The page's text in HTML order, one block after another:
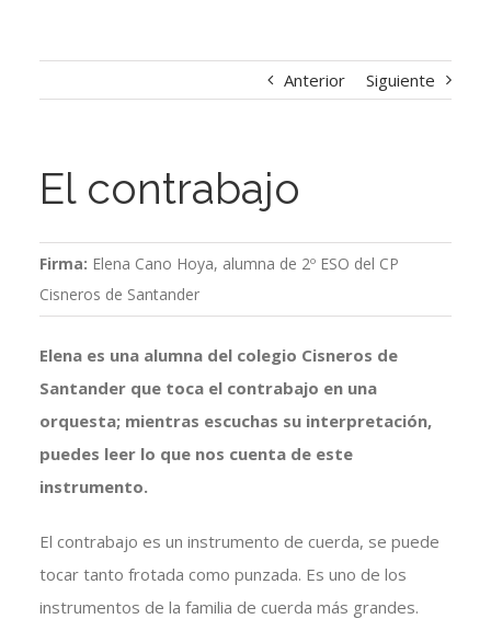
Anterior Siguiente
El contrabajo
Firma: Elena Cano Hoya, alumna de 2º ESO del CP
Cisneros de Santander
Elena es una alumna del colegio Cisneros de
Santander que toca el contrabajo en una
orquesta; mientras escuchas su interpretación,
puedes leer lo que nos cuenta de este
instrumento.
El contrabajo es un instrumento de cuerda, se puede
tocar tanto frotada como punzada. Es uno de los
instrumentos de la familia de cuerda más grandes.